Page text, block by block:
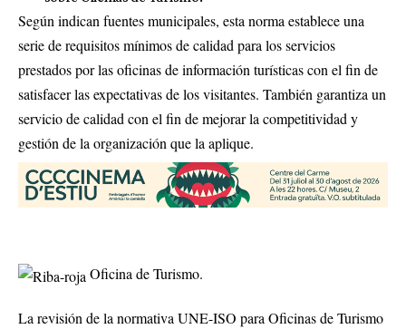
Según indican fuentes municipales, esta norma establece una
serie de requisitos mínimos de calidad para los servicios
prestados por las oficinas de información turísticas con el fin de
satisfacer las expectativas de los visitantes. También garantiza un
servicio de calidad con el fin de mejorar la competitividad y
gestión de la organización que la aplique.
Oficina de Turismo.
La revisión de la normativa UNE-ISO para Oficinas de Turismo